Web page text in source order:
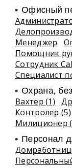
Офисный
Менеджер
Помощник
Сотрудник
Специалист
Охрана,
Вахтер (1)
Контролер (5)
Милиционер
Персонал